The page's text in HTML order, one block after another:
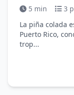
5 min
3
La piña colada
Puerto Rico,
trop...